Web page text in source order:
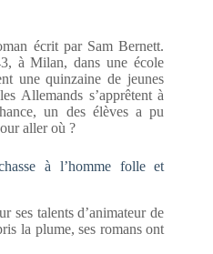
écrit par Sam Bernett.
à Milan, dans une école
une quinzaine de jeunes
Allemands s’apprêtent à
un des élèves a pu
aller où ?
à l’homme folle et
ses talents d’animateur de
la plume, ses romans ont